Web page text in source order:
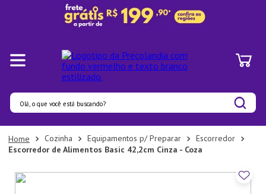
Olá, o que você está buscando?
Cozinha Equipamentos p/ Preparar
Escorredor
Escorredor de Alimentos Basic 42,2cm Cinza - Coza
Termos mais buscados
1º
Pratos
2º
Panelas